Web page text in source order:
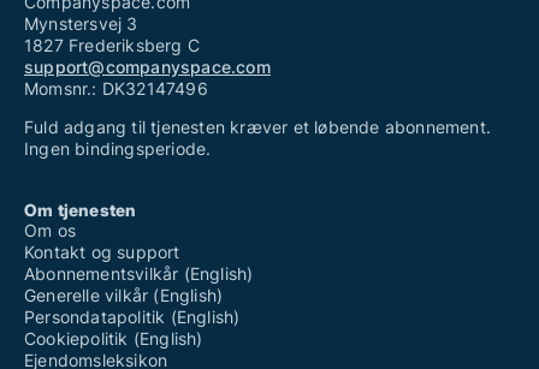
Mynstersvej 3
1827 Frederiksberg C
support@companyspace.com
Momsnr.: DK32147496
Fuld adgang til tjenesten kræver et løbende abonnement.
Ingen bindingsperiode.
Om tjenesten
Om os
Kontakt og support
Abonnementsvilkår (English)
Generelle vilkår (English)
Persondatapolitik (English)
Cookiepolitik (English)
Ejendomsleksikon